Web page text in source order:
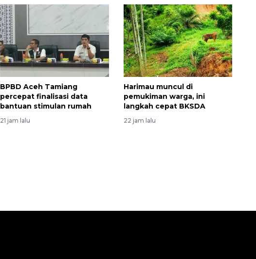
BPBD Aceh Tamiang
percepat finalisasi data
bantuan stimulan rumah
21 jam lalu
Harimau muncul di
pemukiman warga, ini
langkah cepat BKSDA
22 jam lalu
Sinyal positif perekonomian